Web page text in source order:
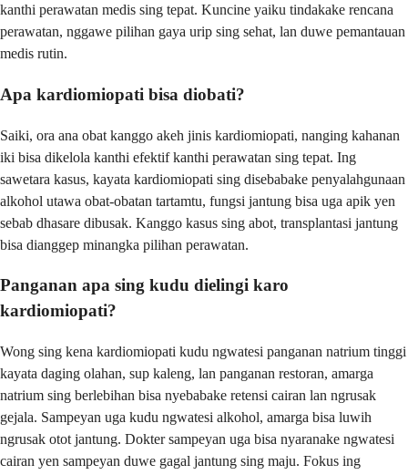
kanthi perawatan medis sing tepat. Kuncine yaiku tindakake rencana
perawatan, nggawe pilihan gaya urip sing sehat, lan duwe pemantauan
medis rutin.
Apa kardiomiopati bisa diobati?
Saiki, ora ana obat kanggo akeh jinis kardiomiopati, nanging kahanan
iki bisa dikelola kanthi efektif kanthi perawatan sing tepat. Ing
sawetara kasus, kayata kardiomiopati sing disebabake penyalahgunaan
alkohol utawa obat-obatan tartamtu, fungsi jantung bisa uga apik yen
sebab dhasare dibusak. Kanggo kasus sing abot, transplantasi jantung
bisa dianggep minangka pilihan perawatan.
Panganan apa sing kudu dielingi karo
kardiomiopati?
Wong sing kena kardiomiopati kudu ngwatesi panganan natrium tinggi
kayata daging olahan, sup kaleng, lan panganan restoran, amarga
natrium sing berlebihan bisa nyebabake retensi cairan lan ngrusak
gejala. Sampeyan uga kudu ngwatesi alkohol, amarga bisa luwih
ngrusak otot jantung. Dokter sampeyan uga bisa nyaranake ngwatesi
cairan yen sampeyan duwe gagal jantung sing maju. Fokus ing